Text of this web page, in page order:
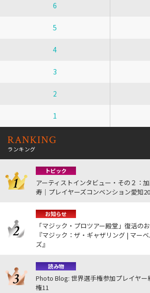
6
5
4
3
2
1
RANKING
ランキング
トピック
アーティストインタビュー・その２：
寿｜プレイヤーズコンベンション愛知
お知らせ
「マジック・プロツアー殿堂」復活の
『マジック：ザ・ギャザリング | マー
ズ』
読み物
Photo Blog: 世界選手権参加プレイヤー
権11